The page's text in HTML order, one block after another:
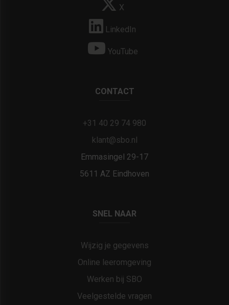
X
LinkedIn
YouTube
CONTACT
+31 40 29 74 980
klant@sbo.nl
Emmasingel 29-17
5611 AZ Eindhoven
SNEL NAAR
Wijzig je gegevens
Online leeromgeving
Werken bij SBO
Veelgestelde vragen